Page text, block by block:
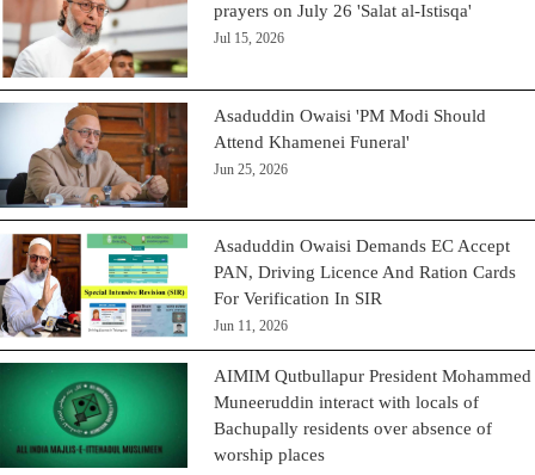
prayers on July 26 'Salat al-Istisqa'
Jul 15, 2026
Asaduddin Owaisi 'PM Modi Should
Attend Khamenei Funeral'
Jun 25, 2026
Asaduddin Owaisi Demands EC Accept
PAN, Driving Licence And Ration Cards
For Verification In SIR
Jun 11, 2026
AIMIM Qutbullapur President Mohammed
Muneeruddin interact with locals of
Bachupally residents over absence of
worship places